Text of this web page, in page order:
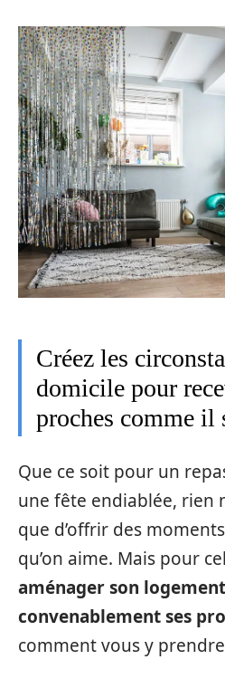
Créez les
domicile pour
proches comme il
Que ce soit pour un
une fête endiablée, rien
que d’offrir des
qu’on aime. Mais pour
aménager son
convenablement ses
comment vous y